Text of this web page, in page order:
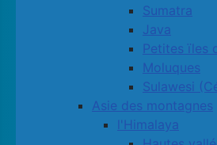
Sumatra
Java
Petites ïles
Moluques
Sulawesi
Asie des montagnes
l'Himalaya